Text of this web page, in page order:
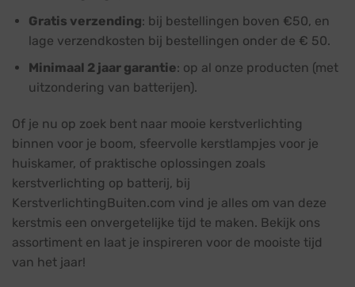
Gratis verzending: bij bestellingen boven €50, en
lage verzendkosten bij bestellingen onder de € 50.
Minimaal 2 jaar garantie: op al onze producten (met
uitzondering van batterijen).
Of je nu op zoek bent naar mooie kerstverlichting
binnen voor je boom, sfeervolle kerstlampjes voor je
huiskamer, of praktische oplossingen zoals
kerstverlichting op batterij, bij
KerstverlichtingBuiten.com vind je alles om van deze
kerstmis een onvergetelijke tijd te maken. Bekijk ons
assortiment en laat je inspireren voor de mooiste tijd
van het jaar!